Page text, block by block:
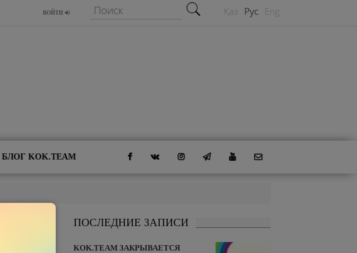
ВОЙТИ
Форма поиска
Поиск Қаз Рус Eng
БЛОГ KOK.TEAM
ПОСЛЕДНИЕ ЗАПИСИ
KOK.TEAM ЗАКРЫВАЕТСЯ